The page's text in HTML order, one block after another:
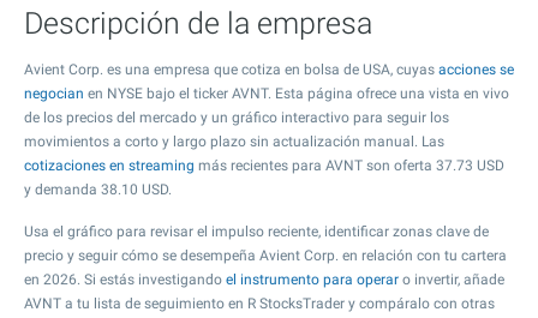
Descripción de la empresa
Avient Corp. es una empresa que cotiza en bolsa de USA, cuyas acciones se
negocian en NYSE bajo el ticker AVNT. Esta página ofrece una vista en vivo
de los precios del mercado y un gráfico interactivo para seguir los
movimientos a corto y largo plazo sin actualización manual. Las
cotizaciones en streaming más recientes para AVNT son oferta 37.73 USD
y demanda 38.10 USD.
Usa el gráfico para revisar el impulso reciente, identificar zonas clave de
precio y seguir cómo se desempeña Avient Corp. en relación con tu cartera
en 2026. Si estás investigando el instrumento para operar o invertir, añade
AVNT a tu lista de seguimiento en R StocksTrader y compáralo con otras